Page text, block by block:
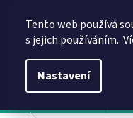
Tento web používá
s jejich používáním..
Nastavení